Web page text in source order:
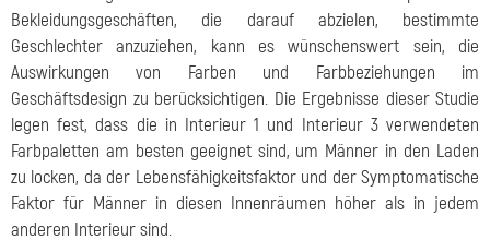
Bekleidungsgeschäften, die darauf abzielen, bestimmte
Geschlechter anzuziehen, kann es wünschenswert sein, die
Auswirkungen von Farben und Farbbeziehungen im
Geschäftsdesign zu berücksichtigen. Die Ergebnisse dieser Studie
legen fest, dass die in Interieur 1 und Interieur 3 verwendeten
Farbpaletten am besten geeignet sind, um Männer in den Laden
zu locken, da der Lebensfähigkeitsfaktor und der Symptomatische
Faktor für Männer in diesen Innenräumen höher als in jedem
anderen Interieur sind.